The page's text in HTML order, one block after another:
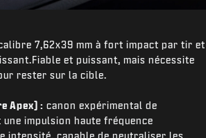
7,62x39 mm à fort impact par tir et
et puissant, mais nécessite
rester sur la cible.
Apex) : canon expérimental de
impulsion haute fréquence
intensité, capable de neutraliser les